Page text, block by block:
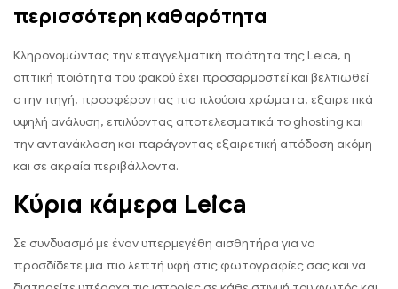
περισσότερη καθαρότητα
Κληρονομώντας την επαγγελματική ποιότητα της Leica, η
οπτική ποιότητα του φακού έχει προσαρμοστεί και βελτιωθεί
στην πηγή, προσφέροντας πιο πλούσια χρώματα, εξαιρετικά
υψηλή ανάλυση, επιλύοντας αποτελεσματικά το ghosting και
την αντανάκλαση και παράγοντας εξαιρετική απόδοση ακόμη
και σε ακραία περιβάλλοντα.
Κύρια κάμερα Leica
Σε συνδυασμό με έναν υπερμεγέθη αισθητήρα για να
προσδίδετε μια πιο λεπτή υφή στις φωτογραφίες σας και να